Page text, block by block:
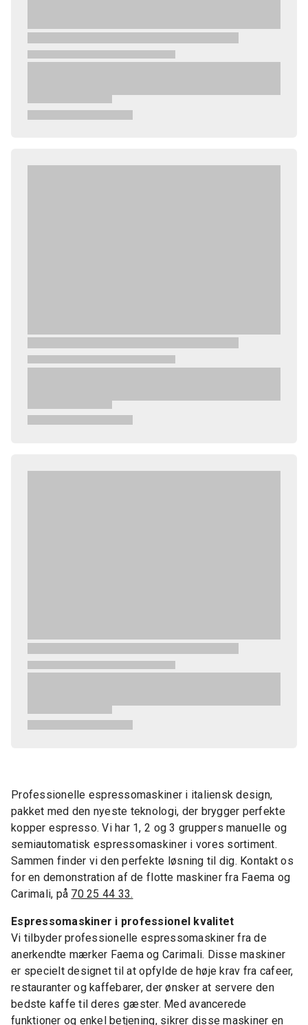
Professionelle espressomaskiner i italiensk design,
pakket med den nyeste teknologi, der brygger perfekte
kopper espresso. Vi har 1, 2 og 3 gruppers manuelle og
semiautomatisk espressomaskiner i vores sortiment.
Sammen finder vi den perfekte løsning til dig. Kontakt os
for en demonstration af de flotte maskiner fra Faema og
Carimali, på 70 25 44 33.
Espressomaskiner i professionel kvalitet
Vi tilbyder professionelle espressomaskiner fra de
anerkendte mærker Faema og Carimali. Disse maskiner
er specielt designet til at opfylde de høje krav fra cafeer,
restauranter og kaffebarer, der ønsker at servere den
bedste kaffe til deres gæster. Med avancerede
funktioner og enkel betjening, sikrer disse maskiner en